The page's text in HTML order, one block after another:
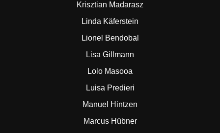
Krisztian Madarasz
Linda Käferstein
Lionel Bendobal
Lisa Gillmann
Lolo Masooa
Luisa Predieri
Manuel Hintzen
Marcus Hübner